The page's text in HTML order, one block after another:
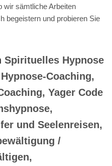
wir sämtliche Arbeiten
begeistern und probieren Sie
Spirituelles Hypnose
Coaching,
Yager Code
und Seelenreisen,
/